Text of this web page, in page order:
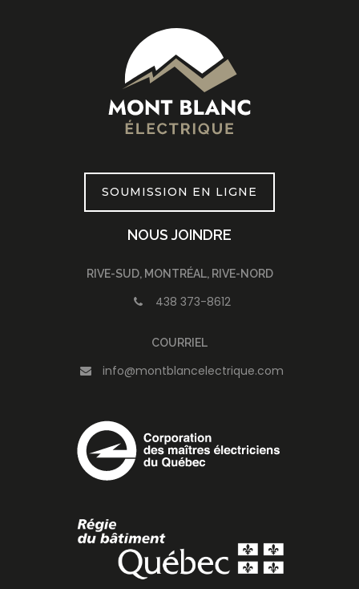
SOUMISSION EN LIGNE
NOUS JOINDRE
RIVE-SUD, MONTRÉAL, RIVE-NORD
438 373-8612
COURRIEL
info@montblancelectrique.com